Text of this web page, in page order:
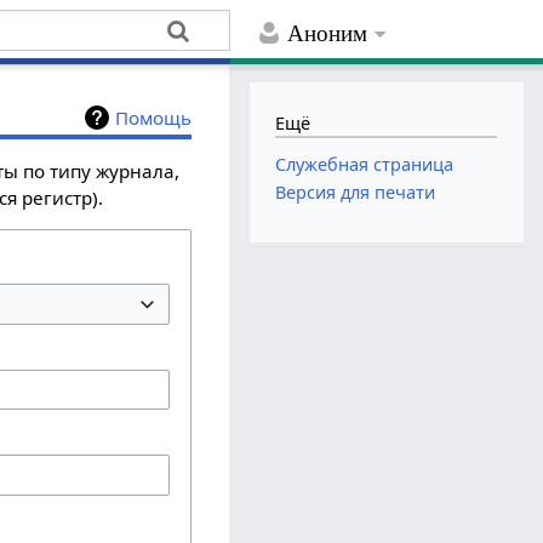
Аноним
Помощь
по типу журнала,
регистр).
Ещё
Служебная страница
Версия для печати